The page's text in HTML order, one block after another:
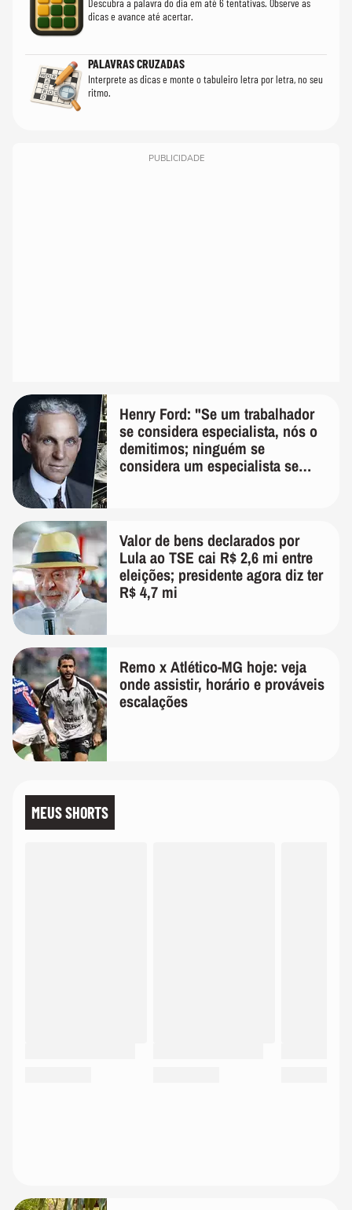
Descubra a palavra do dia em até 6 tentativas. Observe as
dicas e avance até acertar.
PALAVRAS CRUZADAS
Interprete as dicas e monte o tabuleiro letra por letra, no seu
ritmo.
PUBLICIDADE
Henry Ford: "Se um trabalhador
se considera especialista, nós o
demitimos; ninguém se
considera um especialista se
Valor de bens declarados por
Lula ao TSE cai R$ 2,6 mi entre
eleições; presidente agora diz ter
R$ 4,7 mi
Remo x Atlético-MG hoje: veja
onde assistir, horário e prováveis
escalações
MEUS SHORTS